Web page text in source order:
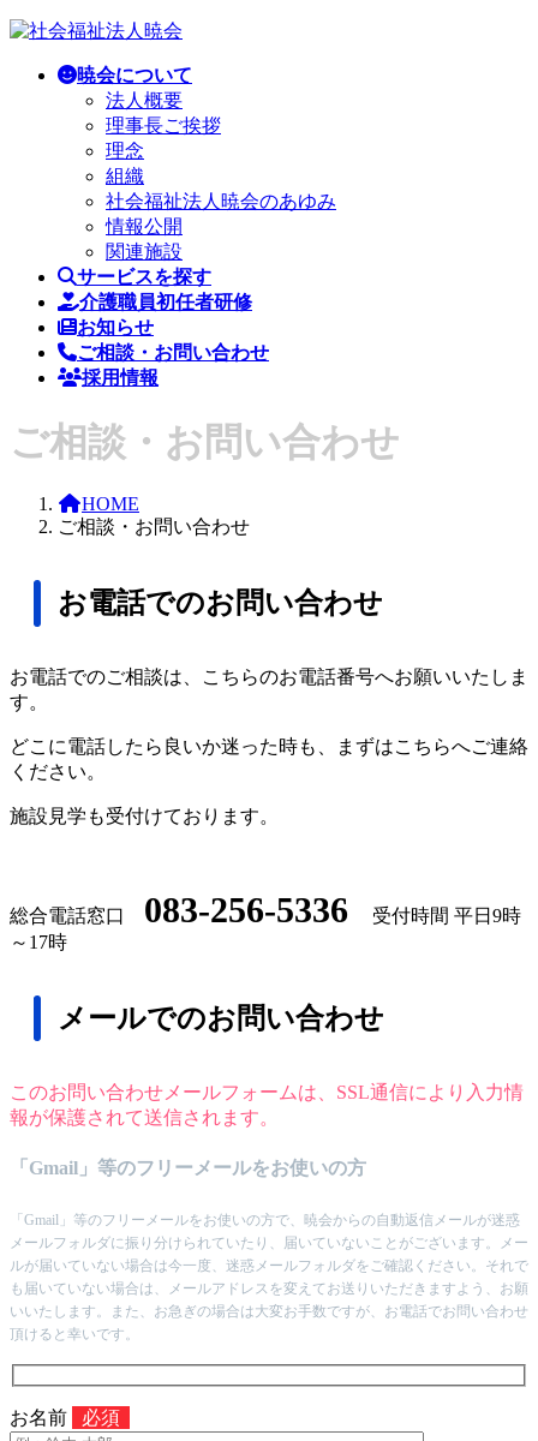
コ
ナ
暁会について
法人概要
理事長ご挨拶
理念
組織
社会福祉法人暁会のあゆみ
情報公開
関連施設
サービスを探す
介護職員初任者研修
お知らせ
ご相談・お問い合わせ
採用情報
ご相談・お問い合わせ
HOME
ご相談・お問い合わせ
お電話でのお問い合わせ
お電話でのご相談は、こちらのお電話番号へお願いいたしま
す。
どこに電話したら良いか迷った時も、まずはこちらへご連絡
ください。
施設見学も受付けております。
総合電話窓口 083-256-5336 受付時間 平日9時
～17時
メールでのお問い合わせ
このお問い合わせメールフォームは、SSL通信により入力情
報が保護されて送信されます。
「Gmail」等のフリーメールをお使いの方
「Gmail」等のフリーメールをお使いの方で、暁会からの自動返信メールが迷惑
メールフォルダに振り分けられていたり、届いていないことがございます。メー
ルが届いていない場合は今一度、迷惑メールフォルダをご確認ください。それで
も届いていない場合は、メールアドレスを変えてお送りいただきますよう、お願
いいたします。また、お急ぎの場合は大変お手数ですが、お電話でお問い合わせ
頂けると幸いです。
お名前 必須